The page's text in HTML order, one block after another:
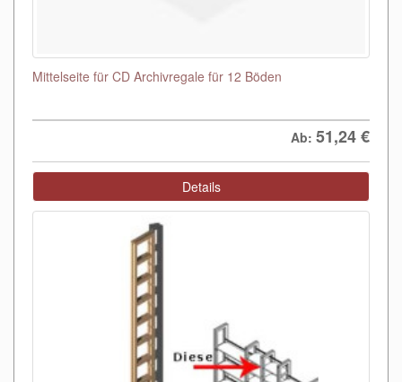
Mittelseite für CD Archivregale für 12 Böden
Ab: 51,24€
Details